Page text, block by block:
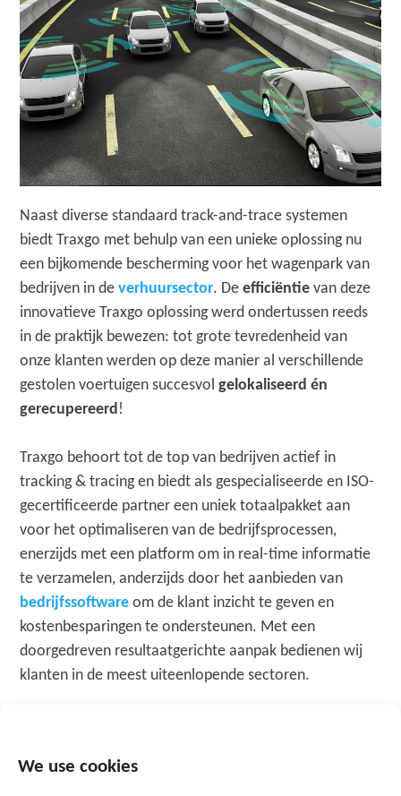
We use cookies
Naast diverse standaard track-and-trace systemen
biedt Traxgo met behulp van een unieke oplossing nu
een bijkomende bescherming voor het wagenpark van
bedrijven in deverhuursector. Deefficiëntie van deze
innovatieve Traxgo oplossing werd ondertussen reeds
in de praktijk bewezen: tot grote tevredenheid van
onze klanten werden op deze manier al verschillende
gestolen voertuigen succesvolgelokaliseerd én
gerecupereerd !
Traxgo behoort tot de top van bedrijven actief in
tracking & tracing en biedt als gespecialiseerde en ISO-
gecertificeerde partner een uniek totaalpakket aan
voor het optimaliseren van de bedrijfsprocessen,
enerzijds met een platform om in real-time informatie
te verzamelen, anderzijds door het aanbieden van
bedrijfssoftware om de klant inzicht te geven en
kostenbesparingen te ondersteunen. Met een
doorgedreven resultaatgerichte aanpak bedienen wij
klanten in de meest uiteenlopende sectoren.